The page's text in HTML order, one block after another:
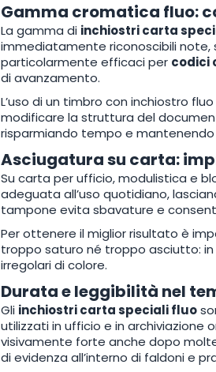
Gamma cromatica fluo:
La gamma di inchiostri carta
immediatamente riconoscibili note,
particolarmente efficaci per codici
di avanzamento.
L’uso di un timbro con inchiostro
modificare la struttura del
risparmiando tempo e
Asciugatura su carta:
Su carta per ufficio, modulistica e
adeguata all’uso quotidiano,
tampone evita sbavature e
Per ottenere il miglior risultato è
troppo saturo né troppo asciutto:
irregolari di colore.
Durata e leggibilità nel
Gli inchiostri carta speciali fluo
utilizzati in ufficio e in archiviazione
visivamente forte anche dopo
di evidenza all’interno di faldoni e